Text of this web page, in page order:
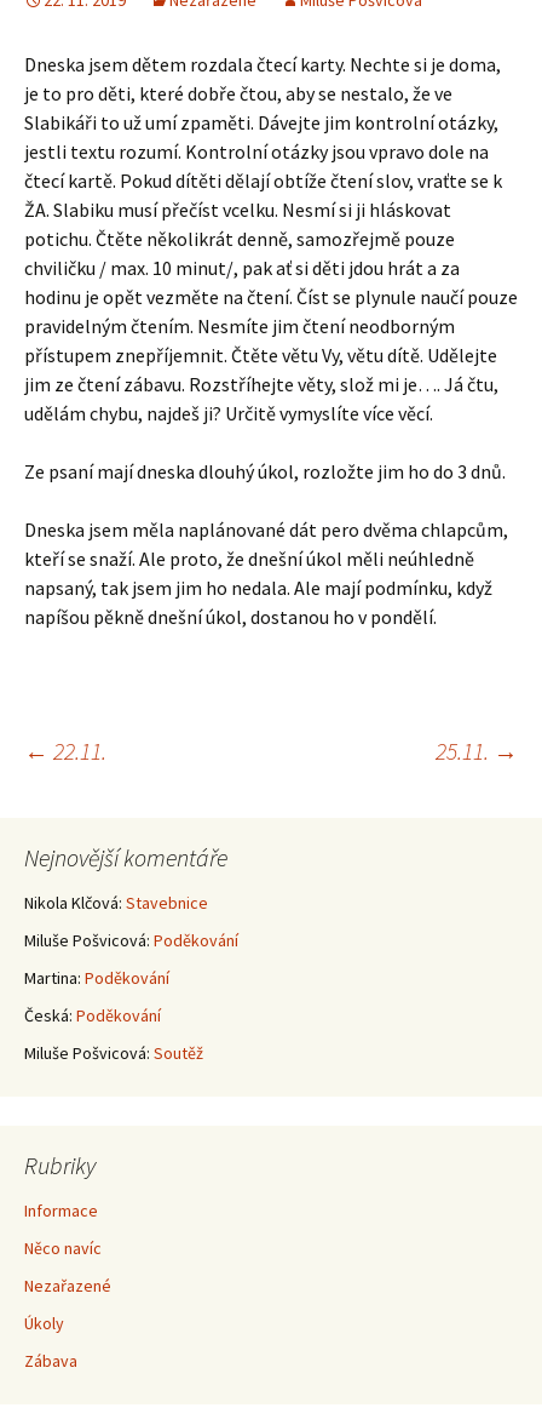
Dneska jsem dětem rozdala čtecí karty. Nechte si je doma,
je to pro děti, které dobře čtou, aby se nestalo, že ve
Slabikáři to už umí zpaměti. Dávejte jim kontrolní otázky,
jestli textu rozumí. Kontrolní otázky jsou vpravo dole na
čtecí kartě. Pokud dítěti dělají obtíže čtení slov, vraťte se k
ŽA. Slabiku musí přečíst vcelku. Nesmí si ji hláskovat
potichu. Čtěte několikrát denně, samozřejmě pouze
chviličku / max. 10 minut/, pak ať si děti jdou hrát a za
hodinu je opět vezměte na čtení. Číst se plynule naučí pouze
pravidelným čtením. Nesmíte jim čtení neodborným
přístupem znepříjemnit. Čtěte větu Vy, větu dítě. Udělejte
jim ze čtení zábavu. Rozstříhejte věty, slož mi je…. Já čtu,
udělám chybu, najdeš ji? Určitě vymyslíte více věcí.
Ze psaní mají dneska dlouhý úkol, rozložte jim ho do 3 dnů.
Dneska jsem měla naplánované dát pero dvěma chlapcům,
kteří se snaží. Ale proto, že dnešní úkol měli neúhledně
napsaný, tak jsem jim ho nedala. Ale mají podmínku, když
napíšou pěkně dnešní úkol, dostanou ho v pondělí.
Navigace
pro
příspěvky
← 22.11. 25.11. →
Nejnovější komentáře
Nikola Klčová: Stavebnice
Miluše Pošvicová: Poděkování
Martina: Poděkování
Česká: Poděkování
Miluše Pošvicová: Soutěž
Rubriky
Informace
Něco navíc
Nezařazené
Úkoly
Zábava